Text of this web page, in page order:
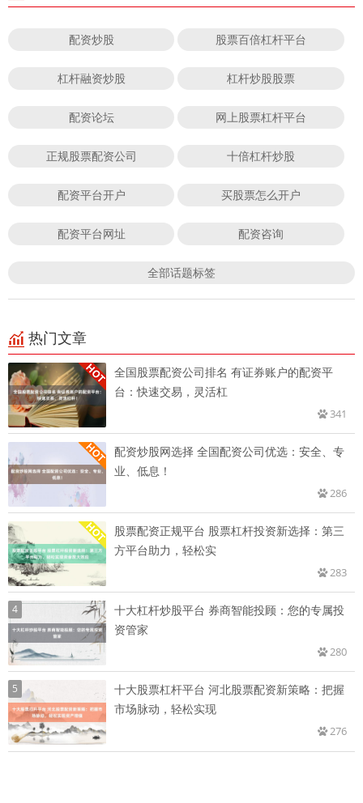
配资炒股 股票百倍杠杆平台
杠杆融资炒股 杠杆炒股股票
配资论坛 网上股票杠杆平台
正规股票配资公司 十倍杠杆炒股
配资平台开户 买股票怎么开户
配资平台网址 配资咨询
全部话题标签
热门文章
全国股票配资公司排名 有证券账户的配资平
台：快速交易，灵活杠
341
配资炒股网选择 全国配资公司优选：安全、专
业、低息！
286
股票配资正规平台 股票杠杆投资新选择：第三
方平台助力，轻松实
283
4
十大杠杆炒股平台 券商智能投顾：您的专属投
资管家
280
5
十大股票杠杆平台 河北股票配资新策略：把握
市场脉动，轻松实现
276